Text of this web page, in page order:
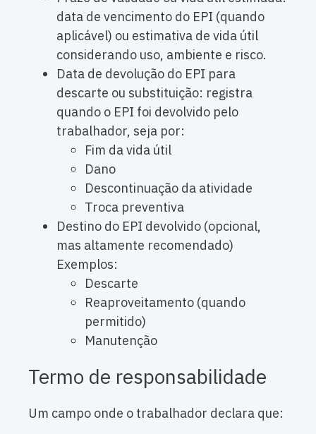
data de vencimento do EPI (quando
aplicável) ou estimativa de vida útil
considerando uso, ambiente e risco.
Data de devolução do EPI para
descarte ou substituição: registra
quando o EPI foi devolvido pelo
trabalhador, seja por:
Fim da vida útil
Dano
Descontinuação da atividade
Troca preventiva
Destino do EPI devolvido (opcional,
mas altamente recomendado)
Exemplos:
Descarte
Reaproveitamento (quando
permitido)
Manutenção
Termo de responsabilidade
Um campo onde o trabalhador declara que: